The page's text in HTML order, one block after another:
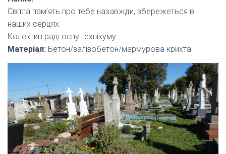
Світла пам’ять про тебе назавжди, збережеться в
наших серцях
Колектив радгоспу технікуму
Матеріал: Бетон/залізобетон/мармурова крихта